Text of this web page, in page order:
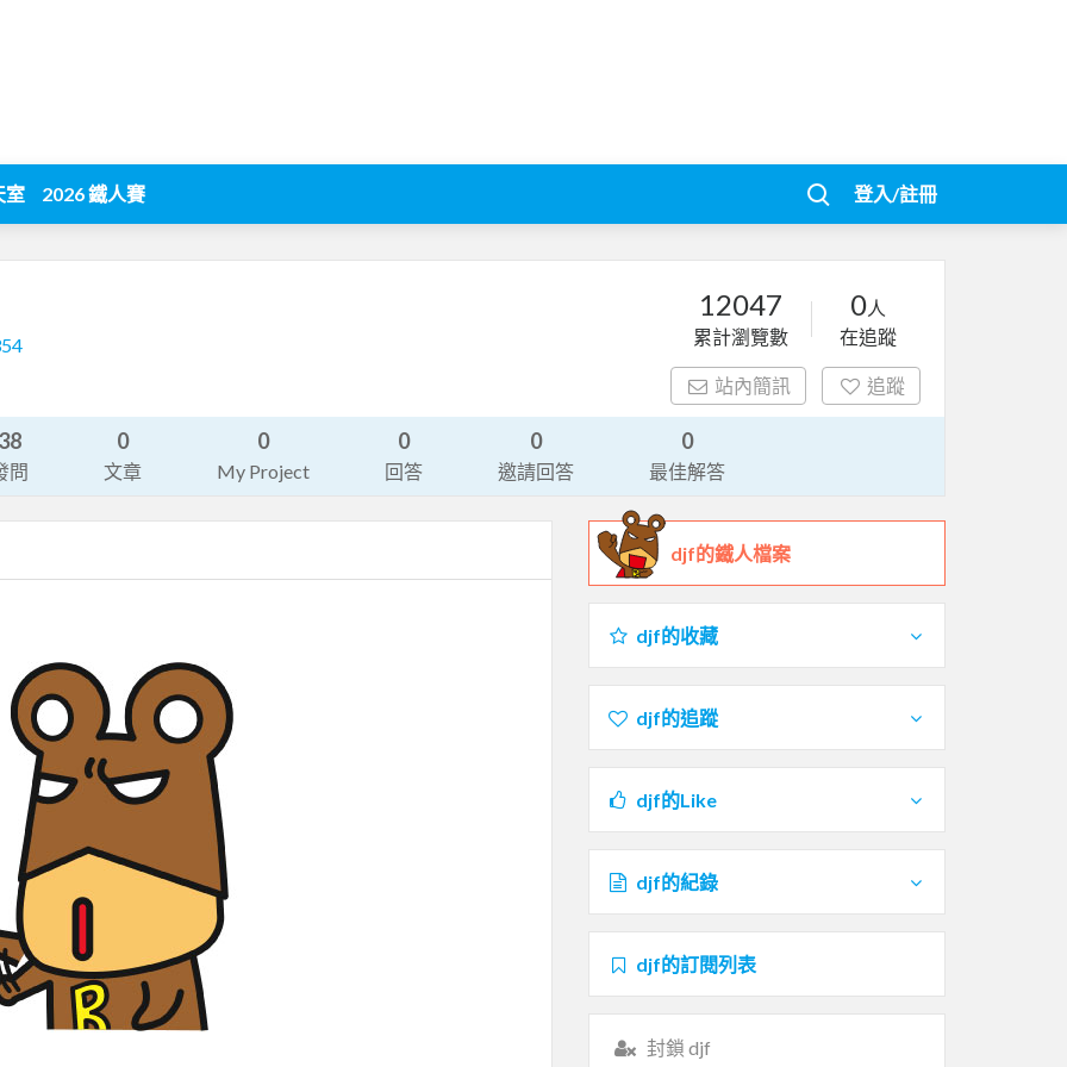
室 2026 鐵人賽 登入/註冊
12047
累計瀏覽數
0人
在追蹤
站內簡訊 追蹤
問
0
文章
0
My Project
0
回答
0
邀請回答
0
最佳解答
djf的鐵人檔案
djf的收藏
djf的追蹤
djf的Like
djf的紀錄
djf的訂閱列表
封鎖 djf